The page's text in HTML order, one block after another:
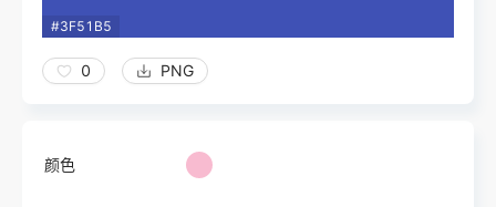
#3F51B5
0 PNG
颜色